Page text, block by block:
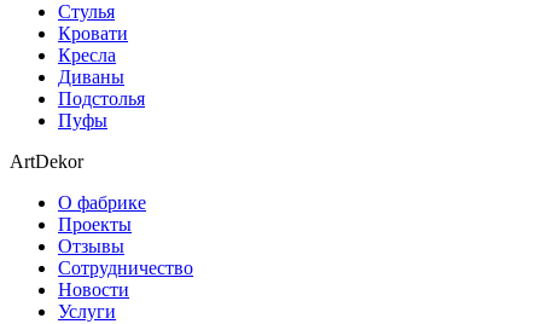
Стулья
Кровати
Кресла
Диваны
Подстолья
Пуфы
ArtDekor
О фабрике
Проекты
Отзывы
Сотрудничество
Новости
Услуги